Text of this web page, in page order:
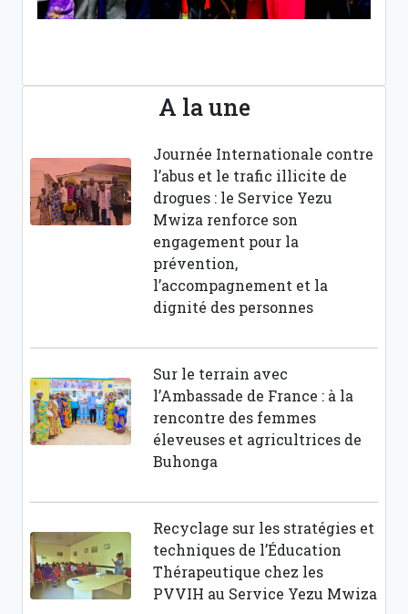
A la une
Journée Internationale contre
l’abus et le trafic illicite de
drogues : le Service Yezu
Mwiza renforce son
engagement pour la
prévention,
l’accompagnement et la
dignité des personnes
Sur le terrain avec
l’Ambassade de France : à la
rencontre des femmes
éleveuses et agricultrices de
Buhonga
Recyclage sur les stratégies et
techniques de l’Éducation
Thérapeutique chez les
PVVIH au Service Yezu Mwiza